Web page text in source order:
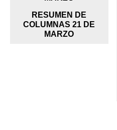
RESUMEN DE
COLUMNAS 21 DE
MARZO